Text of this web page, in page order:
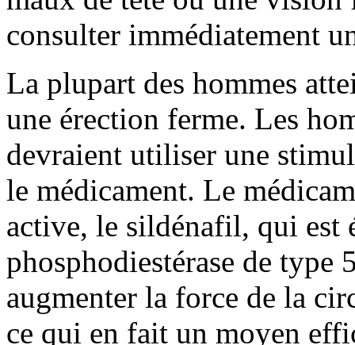
consulter immédiatement
La plupart des hommes
une érection ferme. Les
devraient utiliser une
le médicament. Le
active, le sildénafil, qui est
phosphodiestérase de type
augmenter la force de la
ce qui en fait un moyen